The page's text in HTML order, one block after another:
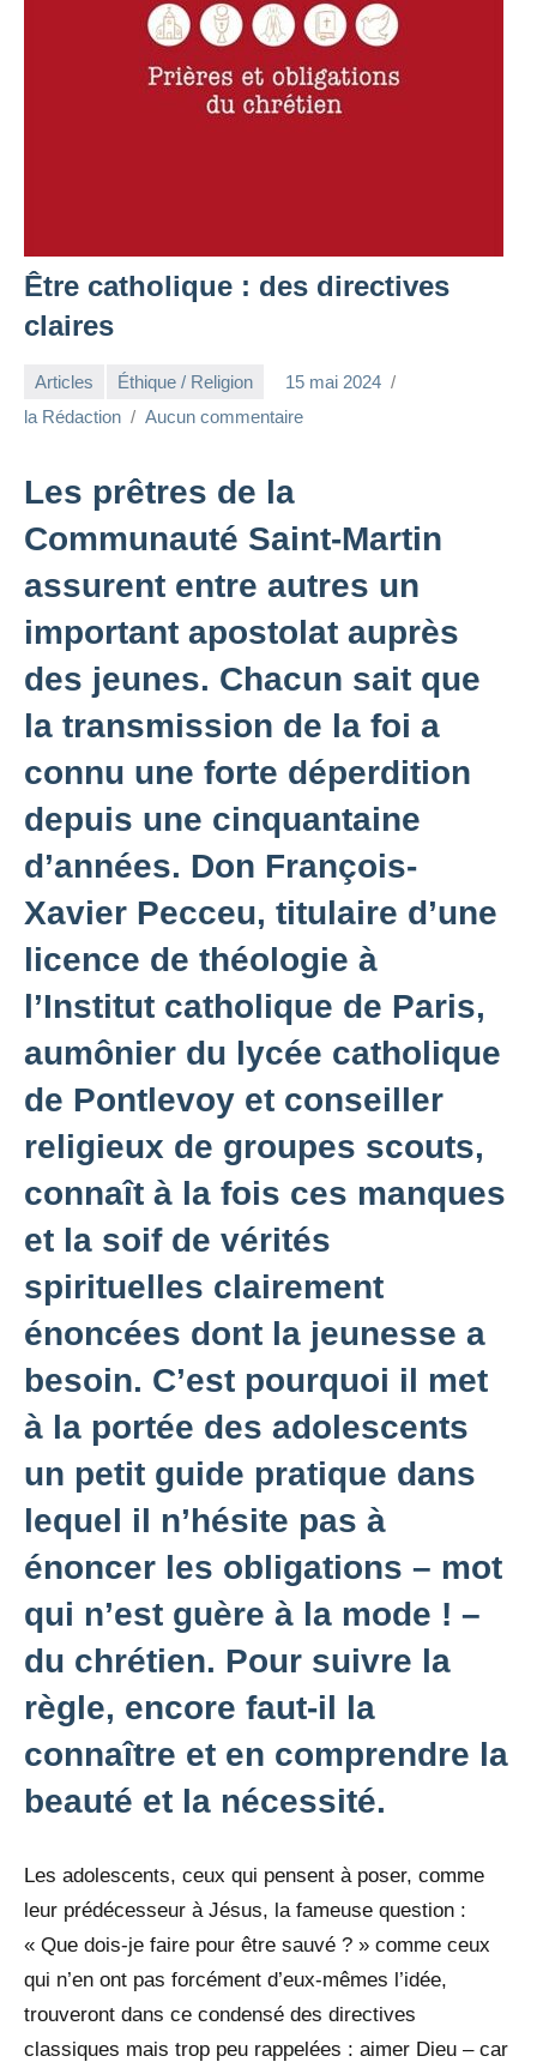
Être catholique : des directives
claires
Articles Éthique / Religion
15 mai 2024
la Rédaction
Aucun commentaire
Les prêtres de la
Communauté Saint-Martin
assurent entre autres un
important apostolat auprès
des jeunes. Chacun sait que
la transmission de la foi a
connu une forte déperdition
depuis une cinquantaine
d’années. Don François-
Xavier Pecceu, titulaire d’une
licence de théologie à
l’Institut catholique de Paris,
aumônier du lycée catholique
de Pontlevoy et conseiller
religieux de groupes scouts,
connaît à la fois ces manques
et la soif de vérités
spirituelles clairement
énoncées dont la jeunesse a
besoin. C’est pourquoi il met
à la portée des adolescents
un petit guide pratique dans
lequel il n’hésite pas à
énoncer les obligations – mot
qui n’est guère à la mode ! –
du chrétien. Pour suivre la
règle, encore faut-il la
connaître et en comprendre la
beauté et la nécessité.
Les adolescents, ceux qui pensent à poser, comme
leur prédécesseur à Jésus, la fameuse question :
« Que dois-je faire pour être sauvé ? » comme ceux
qui n’en ont pas forcément d’eux-mêmes l’idée,
trouveront dans ce condensé des directives
classiques mais trop peu rappelées : aimer Dieu – car